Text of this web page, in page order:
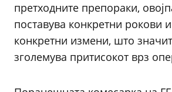
претходните препораки,
поставува конкретни рокови
конкретни измени, што
зголемува притисокот врз